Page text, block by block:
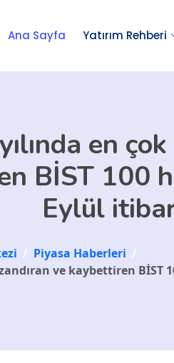
Ana Sayfa Yatırım Rehberi
en
BİST 100
Eylül
/ Piyasa Haberleri /
ve kaybettiren